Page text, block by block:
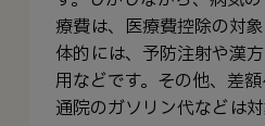
療費は、医療費控除の対
体的には、予防注射や漢
用などです。その他、差
通院のガソリン代などは